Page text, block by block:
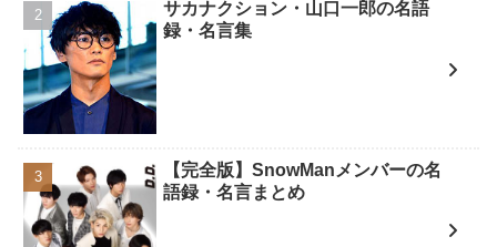
サカナクション・山口一郎の名語
録・名言集
【完全版】SnowManメンバーの名
語録・名言まとめ